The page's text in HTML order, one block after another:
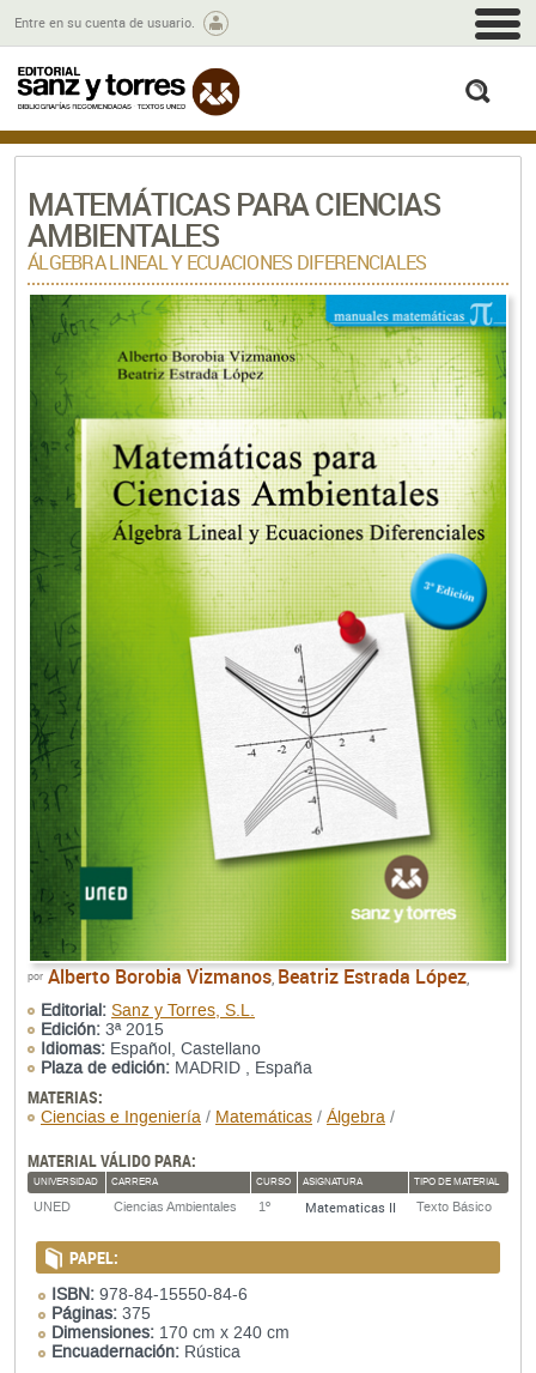
Entre en su cuenta de usuario.
MATEMÁTICAS PARA CIENCIAS
AMBIENTALES
ÁLGEBRA LINEAL Y ECUACIONES DIFERENCIALES
por Alberto Borobia Vizmanos, Beatriz Estrada López,
Editorial: Sanz y Torres, S.L.
Edición: 3ª 2015
Idiomas: Español, Castellano
Plaza de edición: MADRID , España
MATERIAS:
Ciencias e Ingeniería / Matemáticas / Álgebra /
MATERIAL VÁLIDO PARA:
UNIVERSIDAD CARRERA CURSO ASIGNATURA TIPO DE MATERIAL
UNED Ciencias Ambientales 1º Matematicas II Texto Básico
PAPEL:
ISBN: 978-84-15550-84-6
Páginas: 375
Dimensiones: 170 cm x 240 cm
Encuadernación: Rústica